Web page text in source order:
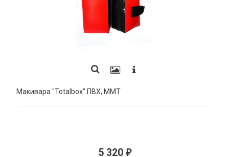
Макивара "Totalbox" ПВХ, ММТ
5 320 ₽